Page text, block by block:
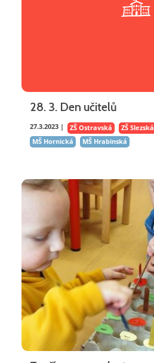
28. 3. Den učitelů
27.3.2023 | ZŠ Ostravská ZŠ Slezská
MŠ Hornická
MŠ Hrabinská